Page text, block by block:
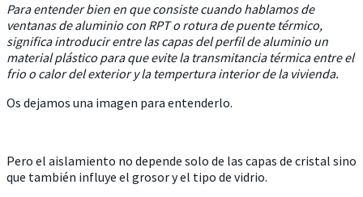
Para entender bien en que consiste cuando hablamos de
ventanas de aluminio con RPT o rotura de puente térmico,
significa introducir entre las capas del perfil de aluminio un
material plástico para que evite la transmitancia térmica entre el
frio o calor del exterior y la tempertura interior de la vivienda.
Os dejamos una imagen para entenderlo.
Pero el aislamiento no depende solo de las capas de cristal sino
que también influye el grosor y el tipo de vidrio.